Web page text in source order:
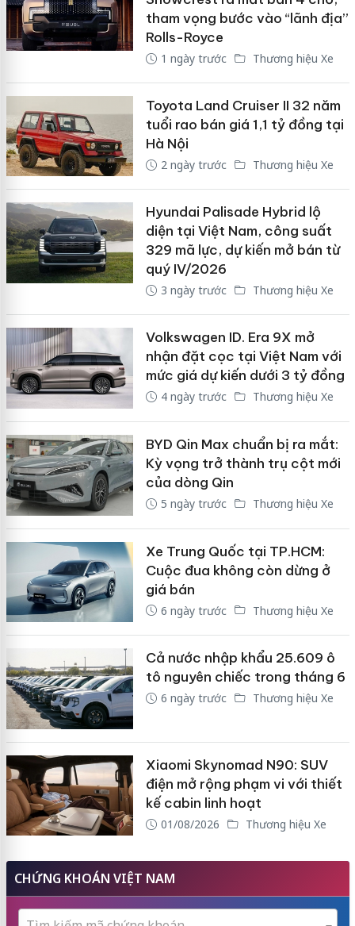
tham vọng bước vào “lãnh địa”
Rolls-Royce
1 ngày trước Thương hiệu Xe
Toyota Land Cruiser II 32 năm
tuổi rao bán giá 1,1 tỷ đồng tại
Hà Nội
2 ngày trước Thương hiệu Xe
Hyundai Palisade Hybrid lộ
diện tại Việt Nam, công suất
329 mã lực, dự kiến mở bán từ
quý IV/2026
3 ngày trước Thương hiệu Xe
Volkswagen ID. Era 9X mở
nhận đặt cọc tại Việt Nam với
mức giá dự kiến dưới 3 tỷ đồng
4 ngày trước Thương hiệu Xe
BYD Qin Max chuẩn bị ra mắt:
Kỳ vọng trở thành trụ cột mới
của dòng Qin
5 ngày trước Thương hiệu Xe
Xe Trung Quốc tại TP.HCM:
Cuộc đua không còn dừng ở
giá bán
6 ngày trước Thương hiệu Xe
Cả nước nhập khẩu 25.609 ô
tô nguyên chiếc trong tháng 6
6 ngày trước Thương hiệu Xe
Xiaomi Skynomad N90: SUV
điện mở rộng phạm vi với thiết
kế cabin linh hoạt
01/08/2026 Thương hiệu Xe
CHỨNG KHOÁN VIỆT NAM